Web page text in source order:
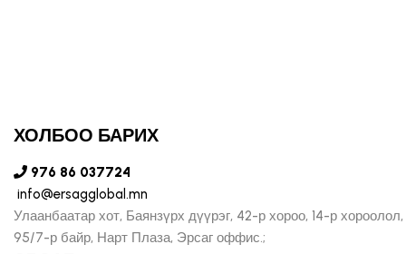
ХОЛБОО БАРИХ
976 86 037724
info@ersagglobal.mn
Улаанбаатар хот, Баянзүрх дүүрэг, 42-р хороо, 14-р хороолол,
95/7-р байр, Нарт Плаза, Эрсаг оффис.;